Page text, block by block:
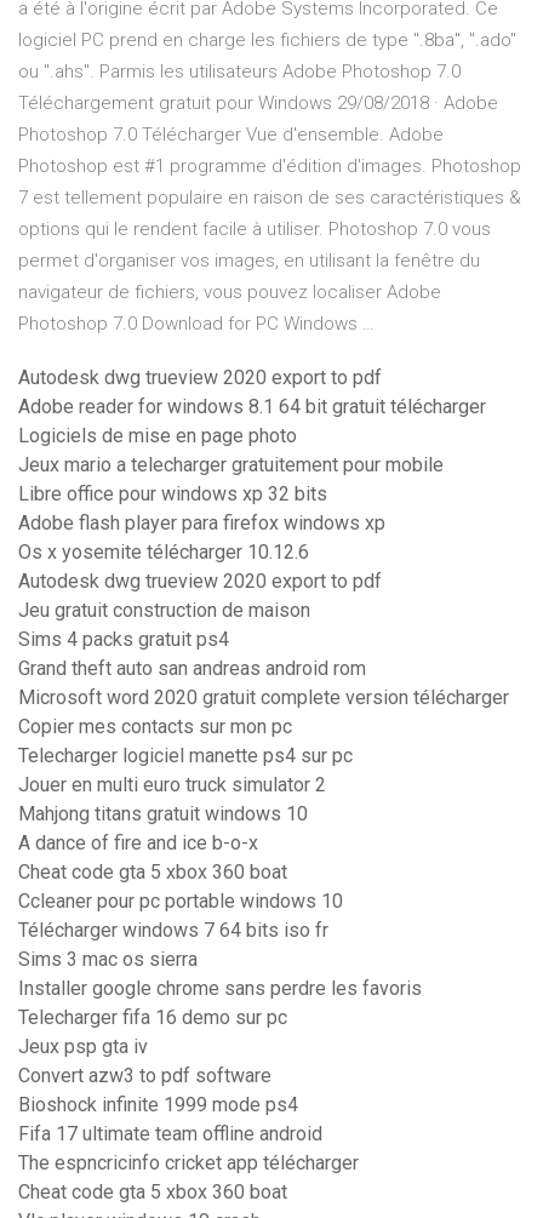
a été à l'origine écrit par Adobe Systems Incorporated. Ce
logiciel PC prend en charge les fichiers de type ".8ba", ".ado"
ou ".ahs". Parmis les utilisateurs Adobe Photoshop 7.0
Téléchargement gratuit pour Windows 29/08/2018 · Adobe
Photoshop 7.0 Télécharger Vue d'ensemble. Adobe
Photoshop est #1 programme d'édition d'images. Photoshop
7 est tellement populaire en raison de ses caractéristiques &
options qui le rendent facile à utiliser. Photoshop 7.0 vous
permet d'organiser vos images, en utilisant la fenêtre du
navigateur de fichiers, vous pouvez localiser Adobe
Photoshop 7.0 Download for PC Windows …
Autodesk dwg trueview 2020 export to pdf
Adobe reader for windows 8.1 64 bit gratuit télécharger
Logiciels de mise en page photo
Jeux mario a telecharger gratuitement pour mobile
Libre office pour windows xp 32 bits
Adobe flash player para firefox windows xp
Os x yosemite télécharger 10.12.6
Autodesk dwg trueview 2020 export to pdf
Jeu gratuit construction de maison
Sims 4 packs gratuit ps4
Grand theft auto san andreas android rom
Microsoft word 2020 gratuit complete version télécharger
Copier mes contacts sur mon pc
Telecharger logiciel manette ps4 sur pc
Jouer en multi euro truck simulator 2
Mahjong titans gratuit windows 10
A dance of fire and ice b-o-x
Cheat code gta 5 xbox 360 boat
Ccleaner pour pc portable windows 10
Télécharger windows 7 64 bits iso fr
Sims 3 mac os sierra
Installer google chrome sans perdre les favoris
Telecharger fifa 16 demo sur pc
Jeux psp gta iv
Convert azw3 to pdf software
Bioshock infinite 1999 mode ps4
Fifa 17 ultimate team offline android
The espncricinfo cricket app télécharger
Cheat code gta 5 xbox 360 boat